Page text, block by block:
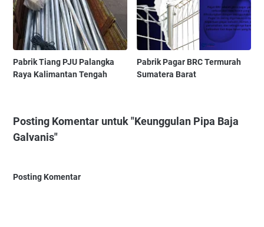
Pabrik Tiang PJU Palangka
Raya Kalimantan Tengah
Pabrik Pagar BRC Termurah
Sumatera Barat
Posting Komentar untuk "Keunggulan Pipa Baja
Galvanis"
Posting Komentar